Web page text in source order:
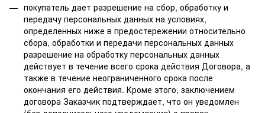
покупатель дает разрешение на сбор, обработку и
передачу персональных данных на условиях,
определенных ниже в предостережении относительно
сбора, обработки и передачи персональных данных
разрешение на обработку персональных данных
действует в течение всего срока действия Договора, а
также в течение неограниченного срока после
окончания его действия. Кроме этого, заключением
договора Заказчик подтверждает, что он уведомлен